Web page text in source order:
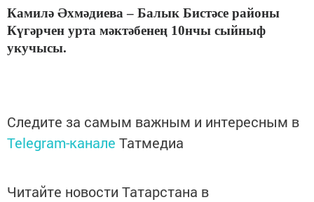
Камилә Әхмәдиева – Балык Бистәсе районы
Күгәрчен урта мәктәбенең 10нчы сыйныф
укучысы.
Следите за самым важным и интересным в
Telegram-канале Татмедиа
Читайте новости Татарстана в